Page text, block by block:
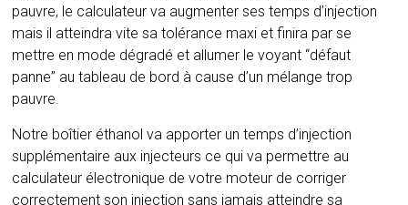
pauvre, le calculateur va augmenter ses temps d’injection
mais il atteindra vite sa tolérance maxi et finira par se
mettre en mode dégradé et allumer le voyant “défaut
panne” au tableau de bord à cause d’un mélange trop
pauvre.
Notre boîtier éthanol va apporter un temps d’injection
supplémentaire aux injecteurs ce qui va permettre au
calculateur électronique de votre moteur de corriger
correctement son injection sans jamais atteindre sa